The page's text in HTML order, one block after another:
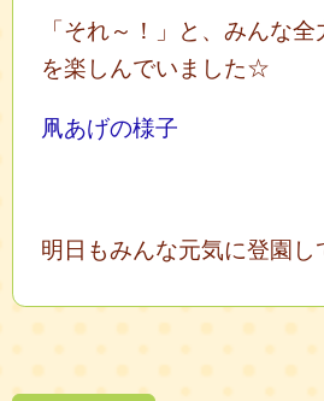
「それ～！」と、みんな
を楽しんでいました☆
凧あげの様子
明日もみんな元気に登園し